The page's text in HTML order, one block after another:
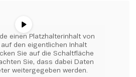
auf den eigentlichen Inhalt
Sie auf die Schaltfläche
Sie, dass dabei Daten
weitergegeben werden.